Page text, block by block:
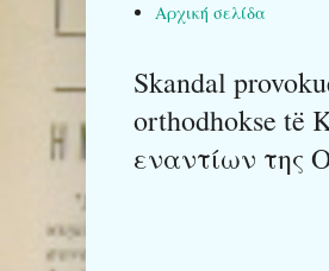
Αρχική σελίδα
Skandal
orthodhokse të
εναντίων της